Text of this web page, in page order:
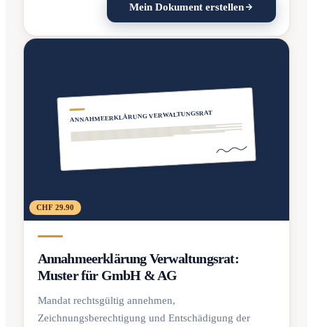
Mein Dokument erstellen
ANNAHMEERKLÄRUNG VERWALTUNGSRAT
CHF 29.90
Annahmeerklärung Verwaltungsrat:
Muster für GmbH & AG
Mandat rechtsgültig annehmen,
Zeichnungsberechtigung und Entschädigung der